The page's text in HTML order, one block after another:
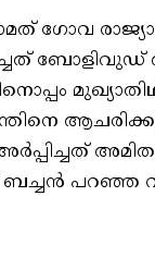
ഗോവ
ബോളിവുഡ്
ബച്ചൻ പറഞ്ഞ